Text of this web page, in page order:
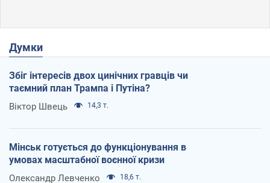
Думки
Збіг інтересів двох цинічних гравців чи
таємний план Трампа і Путіна?
Віктор Швець 14,3 т.
Мінськ готується до функціонування в
умовах масштабної воєнної кризи
Олександр Левченко 18,6 т.